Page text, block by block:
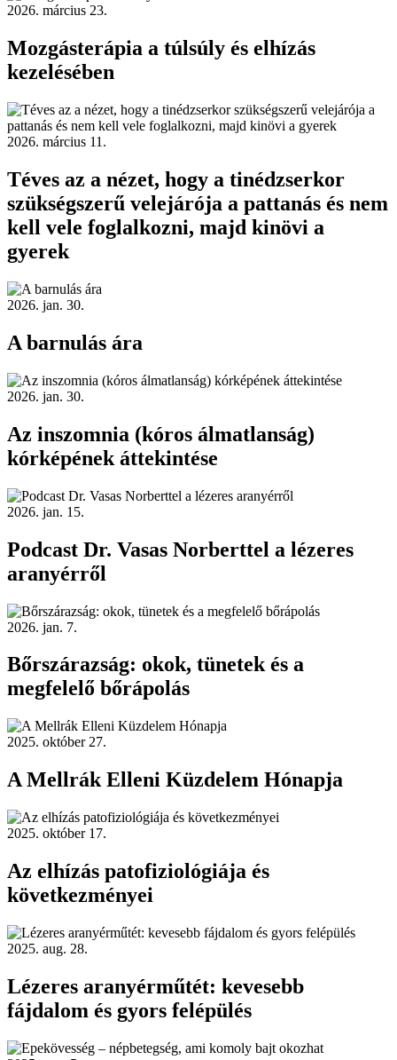
2026. március 23.
Mozgásterápia a túlsúly és elhízás
kezelésében
2026. március 11.
Téves az a nézet, hogy a tinédzserkor
szükségszerű velejárója a pattanás és nem
kell vele foglalkozni, majd kinövi a
gyerek
2026. jan. 30.
A barnulás ára
2026. jan. 30.
Az inszomnia (kóros álmatlanság)
kórképének áttekintése
2026. jan. 15.
Podcast Dr. Vasas Norberttel a lézeres
aranyérről
2026. jan. 7.
Bőrszárazság: okok, tünetek és a
megfelelő bőrápolás
2025. október 27.
A Mellrák Elleni Küzdelem Hónapja
2025. október 17.
Az elhízás patofiziológiája és
következményei
2025. aug. 28.
Lézeres aranyérműtét: kevesebb
fájdalom és gyors felépülés